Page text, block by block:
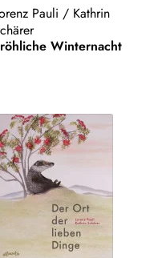
Pauli / Kathrin
Winternacht